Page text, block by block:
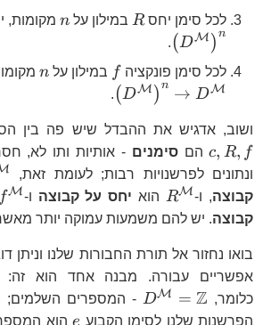
לכל סימן יחסR במילון על n
n מקומות,
(D M ) n
.
לכל סימן פונקציה
f f במילון על
n
n
(D M ) n → D M
.
ושוב, אדגיש את ההבדל שיש פה בין
c, R, f הםסימנים - אותיות ותו לא,
ונתונים לפרשנויות רבות; לעומת זאת,
קבוצה, ו- RM הוא יחס על קבוצה ו- fM
קבוצה. יש להם משמעות עמוקה יותר
בואו נחזור אל תורת החבורות שלנו וניתן
אפשריים עבורה. מבנה אחד הוא זה:
כלומר,
D^{\mathcal{M}}=\mathbb{Z}
DM = Z - המספרים השלמים;
הפרשנות שלנו לסימן הקבוע e
eהוא